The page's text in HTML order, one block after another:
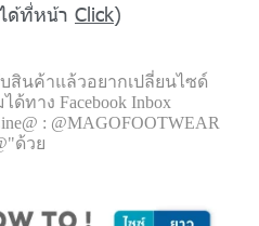
ด้ที่หน้า Click)
สินค้าแล้วอยากเปลี่ยนไซด์
ทาง Facebook Inbox
: @MAGOFOOTWEAR
ด้วย